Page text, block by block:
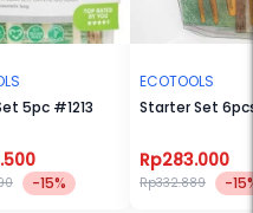
5pc #1213
-15%
ECOTOOLS
Starter Set
Rp283.000
Rp332.889 -